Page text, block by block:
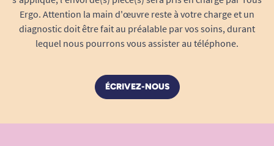
Ergo. Attention la main d'œuvre reste à votre charge et un
diagnostic doit être fait au préalable par vos soins, durant
lequel nous pourrons vous assister au téléphone.
ÉCRIVEZ-NOUS